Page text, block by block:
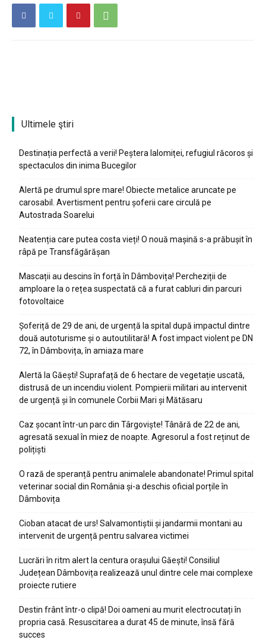
2de 2
Ultimele ştiri
Destinația perfectă a verii! Peștera Ialomiței, refugiul răcoros și
spectaculos din inima Bucegilor
Alertă pe drumul spre mare! Obiecte metalice aruncate pe
carosabil. Avertisment pentru șoferii care circulă pe
Autostrada Soarelui
Neatenția care putea costa vieți! O nouă mașină s-a prăbușit în
râpă pe Transfăgărășan
Mascații au descins în forță în Dâmbovița! Percheziții de
amploare la o rețea suspectată că a furat cabluri din parcuri
fotovoltaice
Șoferiță de 29 de ani, de urgență la spital după impactul dintre
două autoturisme și o autoutilitară! A fost impact violent pe DN
72, în Dâmbovița, în amiaza mare
Alertă la Găești! Suprafață de 6 hectare de vegetație uscată,
distrusă de un incendiu violent. Pompierii militari au intervenit
de urgență și în comunele Corbii Mari și Mătăsaru
Caz șocant într-un parc din Târgoviște! Tânără de 22 de ani,
agresată sexual în miez de noapte. Agresorul a fost reținut de
polițiști
O rază de speranță pentru animalele abandonate! Primul spital
veterinar social din România și-a deschis oficial porțile în
Dâmbovița
Cioban atacat de urs! Salvamontiștii și jandarmii montani au
intervenit de urgență pentru salvarea victimei
Lucrări în ritm alert la centura orașului Găești! Consiliul
Județean Dâmbovița realizează unul dintre cele mai complexe
proiecte rutiere
Destin frânt într-o clipă! Doi oameni au murit electrocutați în
propria casă. Resuscitarea a durat 45 de minute, însă fără
succes